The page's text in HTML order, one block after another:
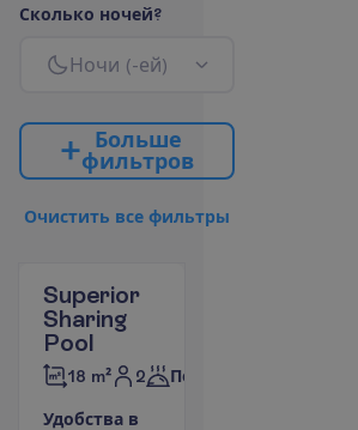
Сколько ночей?
Ночи (-ей)
Больше
фильтров
Очистить все фильтры
Superior
Sharing
Pool
18 m² 2 Полупансион
Удобства в